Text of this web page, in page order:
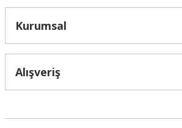
Kurumsal
Alışveriş